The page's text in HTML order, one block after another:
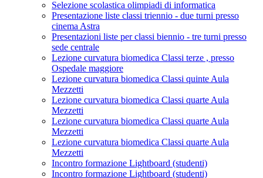
Selezione scolastica olimpiadi di informatica
Presentazione liste classi triennio - due turni presso
cinema Astra
Presentazioni liste per classi biennio - tre turni presso
sede centrale
Lezione curvatura biomedica Classi terze , presso
Ospedale maggiore
Lezione curvatura biomedica Classi quinte Aula
Mezzetti
Lezione curvatura biomedica Classi quarte Aula
Mezzetti
Lezione curvatura biomedica Classi quarte Aula
Mezzetti
Lezione curvatura biomedica Classi quarte Aula
Mezzetti
Incontro formazione Lightboard (studenti)
Incontro formazione Lightboard (studenti)